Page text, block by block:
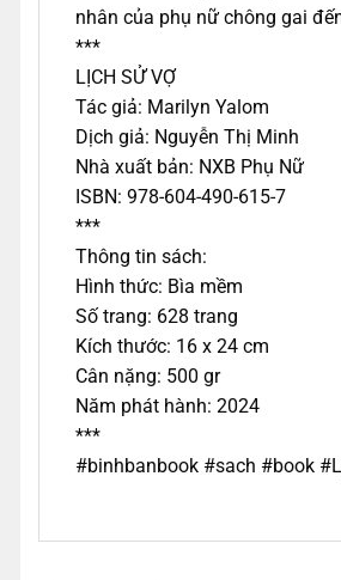
nhân của phụ nữ chông gai
***
LỊCH SỬ VỢ
Tác giả: Marilyn Yalom
Dịch giả: Nguyễn Thị Minh
Nhà xuất bản: NXB Phụ Nữ
ISBN: 978-604-490-615-7
***
Thông tin sách:
Hình thức: Bìa mềm
Số trang: 628 trang
Kích thước: 16 x 24 cm
Cân nặng: 500 gr
Năm phát hành: 2024
***
#binhbanbook #sach #book